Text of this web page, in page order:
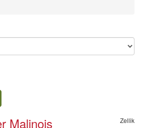
Malinois Zellik